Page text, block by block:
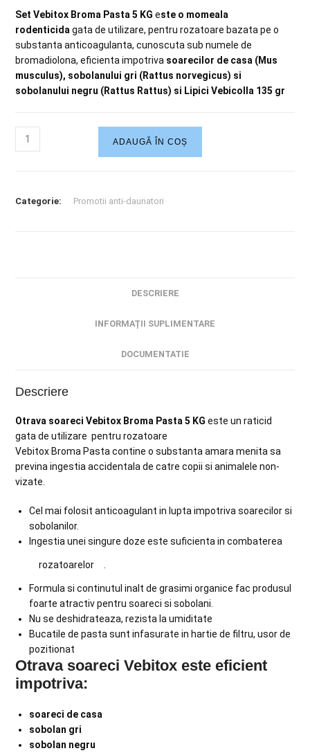
Set Vebitox Broma Pasta 5 KGeste o momeala
rodenticida gata de utilizare, pentru rozatoare bazata pe o
substanta anticoagulanta, cunoscuta sub numele de
bromadiolona, eficienta impotriva soarecilor de casa (Mus
musculus), sobolanului gri (Rattus norvegicus) si
sobolanului negru (Rattus Rattus) si Lipici Vebicolla 135 gr
ADAUGĂ ÎN COȘ
Categorie: Promotii anti-daunatori
DESCRIERE
INFORMAȚII SUPLIMENTARE
DOCUMENTATIE
Descriere
Otrava soareci Vebitox Broma Pasta 5 KG este un raticid
gata de utilizare pentru rozatoare
Vebitox Broma Pasta contine o substanta amara menita sa
previna ingestia accidentala de catre copii si animalele non-
vizate.
Cel mai folosit anticoagulant in lupta impotriva soarecilor si
sobolanilor.
Ingestia unei singure doze este suficienta in combaterea
rozatoarelor
Formula si continutul inalt de grasimi organice fac produsul
foarte atractiv pentru soareci si sobolani.
Nu se deshidrateaza, rezista la umiditate
Bucatile de pasta sunt infasurate in hartie de filtru, usor de
pozitionat
Otrava soareci Vebitox este eficient
impotriva:
soareci de casa
sobolan gri
sobolan negru